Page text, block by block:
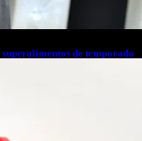
de temporada